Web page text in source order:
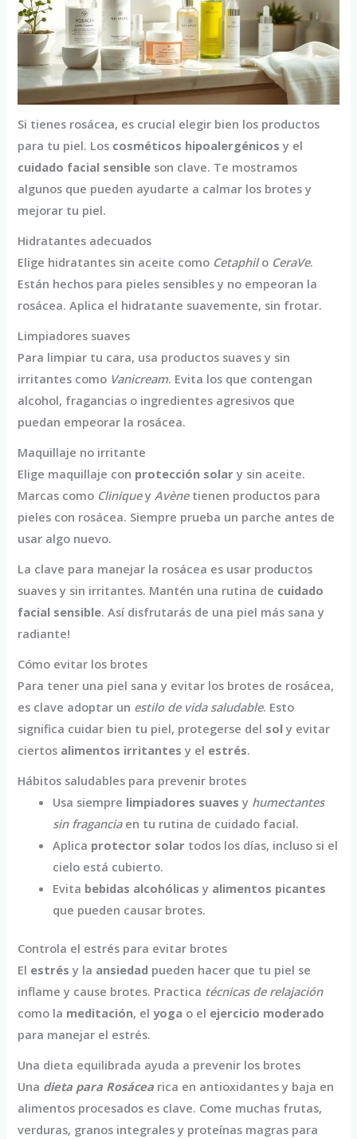
Si tienes rosácea, es crucial elegir bien los productos
para tu piel. Los cosméticos hipoalergénicos y el
cuidado facial sensible son clave. Te mostramos
algunos que pueden ayudarte a calmar los brotes y
mejorar tu piel.
Hidratantes adecuados
Elige hidratantes sin aceite como Cetaphilo CeraVe.
Están hechos para pieles sensibles y no empeoran la
rosácea. Aplica el hidratante suavemente, sin frotar.
Limpiadores suaves
Para limpiar tu cara, usa productos suaves y sin
irritantes como Vanicream. Evita los que contengan
alcohol, fragancias o ingredientes agresivos que
puedan empeorar la rosácea.
Maquillaje no irritante
Elige maquillaje con protección solar y sin aceite.
Marcas como Cliniquey Avènetienen productos para
pieles con rosácea. Siempre prueba un parche antes de
usar algo nuevo.
La clave para manejar la rosácea es usar productos
suaves y sin irritantes. Mantén una rutina de cuidado
facial sensible. Así disfrutarás de una piel más sana y
radiante!
Cómo evitar los brotes
Para tener una piel sana y evitar los brotes de rosácea,
es clave adoptar un estilo de vida saludable. Esto
significa cuidar bien tu piel, protegerse del sol y evitar
ciertos alimentos irritantes y el estrés.
Hábitos saludables para prevenir brotes
Usa siempre limpiadores suaves y humectantes
sin fraganciaen tu rutina de cuidado facial.
Aplica protector solar todos los días, incluso si el
cielo está cubierto.
Evita bebidas alcohólicas y alimentos picantes
que pueden causar brotes.
Controla el estrés para evitar brotes
El estrés y la ansiedad pueden hacer que tu piel se
inflame y cause brotes. Practica técnicas de relajación
como la meditación, elyoga o el ejercicio moderado
para manejar el estrés.
Una dieta equilibrada ayuda a prevenir los brotes
Una dieta para Rosácea rica en antioxidantes y baja en
alimentos procesados es clave. Come muchas frutas,
verduras, granos integrales y proteínas magras para